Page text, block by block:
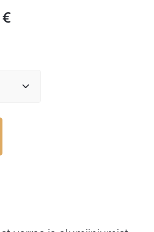
€Hinnavahemik: